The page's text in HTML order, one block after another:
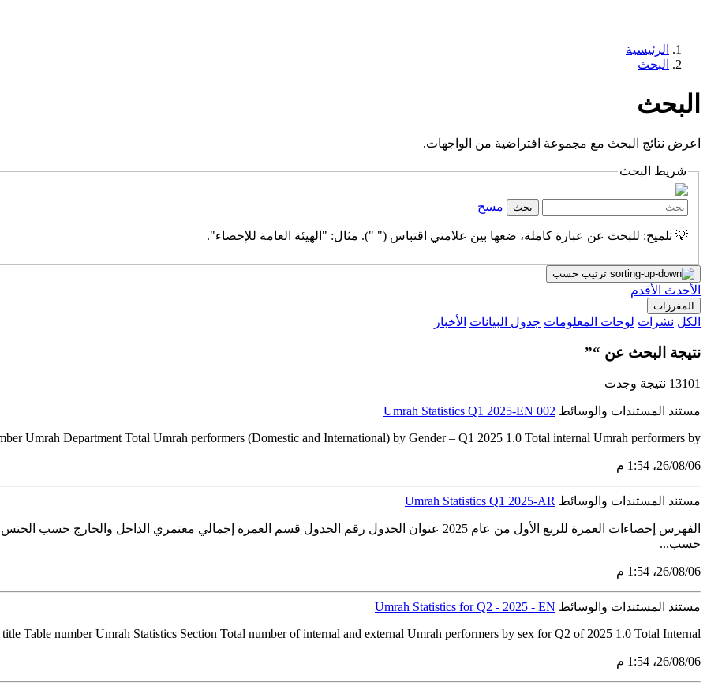
الرئيسية
البحث
البحث
اعرض نتائج البحث مع مجموعة افتراضية من الواجهات.
شريط البحث
بحث مسح
💡 تلميح: للبحث عن عبارة كاملة، ضعها بين علامتي اقتباس (" "). مثال: "الهيئة العامة للإحصاء".
ترتيب حسب
الأحدث الأقدم
المفرزات
الكل نشرات لوحات المعلومات جدول البيانات الأخبار
نتيجة البحث عن “”
13101 نتيجة وجدت
مستند المستندات والوسائط Umrah Statistics Q1 2025-EN 002
Umrah Department Total Umrah performers (Domestic and International) by Gender – Q1 2025 1.0 Total internal Umrah performers by...
06‏/08‏/26، 1:54 م
مستند المستندات والوسائط Umrah Statistics Q1 2025-AR
حسب...
06‏/08‏/26، 1:54 م
مستند المستندات والوسائط Umrah Statistics for Q2 - 2025 - EN
Table number Umrah Statistics Section Total number of internal and external Umrah performers by sex for Q2 of 2025 1.0 Total Internal...
06‏/08‏/26، 1:54 م